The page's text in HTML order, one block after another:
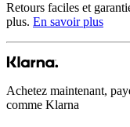
Retours faciles et
plus. En savoir plus
Achetez maintenant,
comme Klarna